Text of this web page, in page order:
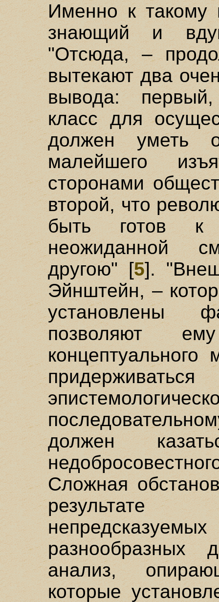
Именно к такому
знающий и
"Отсюда, –
вытекают два
вывода:
класс для
должен уметь
малейшего
сторонами
второй, что
быть готов
неожиданной
другою" [5].
Эйнштейн, –
установлены
позволяют
концептуального
должен
Сложная
разнообразных
анализ,
которые